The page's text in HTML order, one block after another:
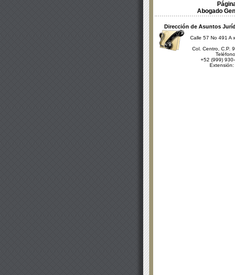
Abogado
Dirección de Asuntos
Calle 57 No 491 A
Col. Centro, C.P.
+52 (999)
Extensión: